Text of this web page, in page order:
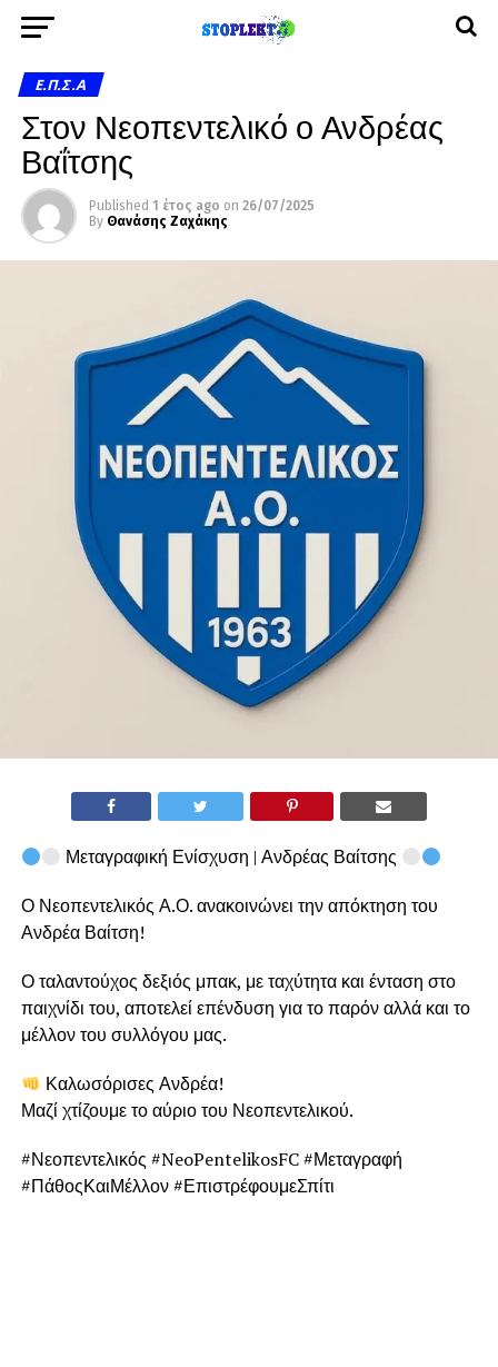
Ε.Π.Σ.Α
Στον Νεοπεντελικό ο Ανδρέας
Βαΐτσης
Published 1 έτος ago on 26/07/2025
By Θανάσης Ζαχάκης
Μεταγραφική Ενίσχυση | Ανδρέας Βαίτσης
Ο Νεοπεντελικός Α.Ο. ανακοινώνει την απόκτηση του
Ανδρέα Βαίτση!
Ο ταλαντούχος δεξιός μπακ, με ταχύτητα και ένταση στο
παιχνίδι του, αποτελεί επένδυση για το παρόν αλλά και το
μέλλον του συλλόγου μας.
Καλωσόρισες Ανδρέα!
Μαζί χτίζουμε το αύριο του Νεοπεντελικού.
#Νεοπεντελικός #NeoPentelikosFC #Μεταγραφή
#ΠάθοςΚαιΜέλλον #ΕπιστρέφουμεΣπίτι